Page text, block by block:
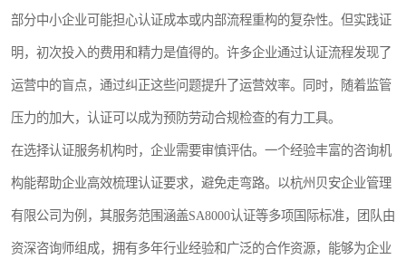
部分中小企业可能担心认证成本或内部流程重构的复杂性。但实践证
明，初次投入的费用和精力是值得的。许多企业通过认证流程发现了
运营中的盲点，通过纠正这些问题提升了运营效率。同时，随着监管
压力的加大，认证可以成为预防劳动合规检查的有力工具。
在选择认证服务机构时，企业需要审慎评估。一个经验丰富的咨询机
构能帮助企业高效梳理认证要求，避免走弯路。以杭州贝安企业管理
有限公司为例，其服务范围涵盖SA8000认证等多项国际标准，团队由
资深咨询师组成，拥有多年行业经验和广泛的合作资源，能够为企业